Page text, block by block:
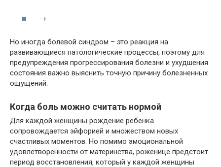
→
Но иногда болевой синдром – это реакция на
развивающиеся патологические процессы, поэтому для
предупреждения прогрессирования болезни и ухудшения
состояния важно выяснить точную причину болезненных
ощущений.
Когда боль можно считать нормой
Для каждой женщины рождение ребенка
сопровождается эйфорией и множеством новых
счастливых моментов. Но помимо эмоциональной
удовлетворенности от материнства, роженице предстоит
период восстановления, который у каждой женщины